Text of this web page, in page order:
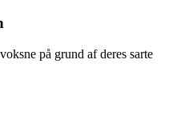
på grund af deres sarte